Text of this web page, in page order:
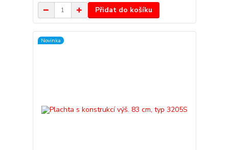
Přidat do košíku
Novinka